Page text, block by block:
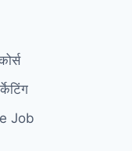
Job